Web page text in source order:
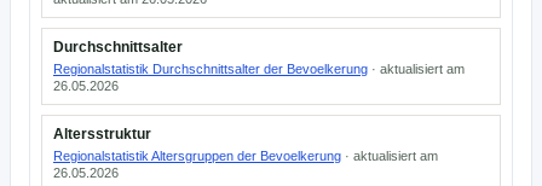
Durchschnittsalter
Regionalstatistik Durchschnittsalter der Bevoelkerung · aktualisiert am
26.05.2026
Altersstruktur
Regionalstatistik Altersgruppen der Bevoelkerung · aktualisiert am
26.05.2026